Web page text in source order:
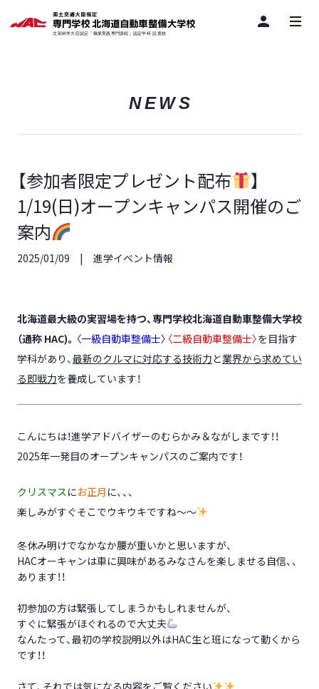
person
NEWS
【参加者限定プレゼント配布
】
1/19(日)オープンキャンパス開催のご
案内
2025/01/09 進学イベント情報
北海道最大級の実習場を持つ、専門学校北海道自動車整備大学校
（通称HAC)。 〈一級自動車整備士〉 〈二級自動車整備士〉を目指す
学科があり、最新のクルマに対応する技術力と業界から求めてい
る即戦力を養成しています！
こんにちは！進学アドバイザーのむらかみ＆ながしまです！！
2025年一発目のオープンキャンパスのご案内です！
クリスマスにお正月 に、、、
楽しみがすぐそこでウキウキですね～～
冬休み明けでなかなか腰が重いかと思いますが、
HACオーキャンは車に興味があるみなさんを楽しませる自信、、
あります！！
初参加の方は緊張してしまうかもしれませんが、
すぐに緊張がほぐれるので大丈夫
なんたって、最初の学校説明以外はHAC生と班になって動くから
です！！
さて、それでは気になる内容をご覧ください